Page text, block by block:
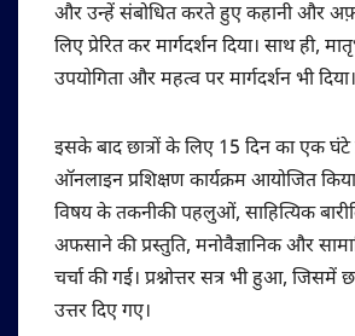
और उन्हें संबोधित करते हुए कहानी और
लिए प्रेरित कर मार्गदर्शन दिया। साथ ही,
उपयोगिता और महत्व पर मार्गदर्शन भी दिया।
इसके बाद छात्रों के लिए 15 दिन का एक घंटे
ऑनलाइन प्रशिक्षण कार्यक्रम आयोजित
विषय के तकनीकी पहलुओं, साहित्यिक
अफसाने की प्रस्तुति, मनोवैज्ञानिक और
चर्चा की गई। प्रश्नोत्तर सत्र भी हुआ, जिसमें
उत्तर दिए गए।